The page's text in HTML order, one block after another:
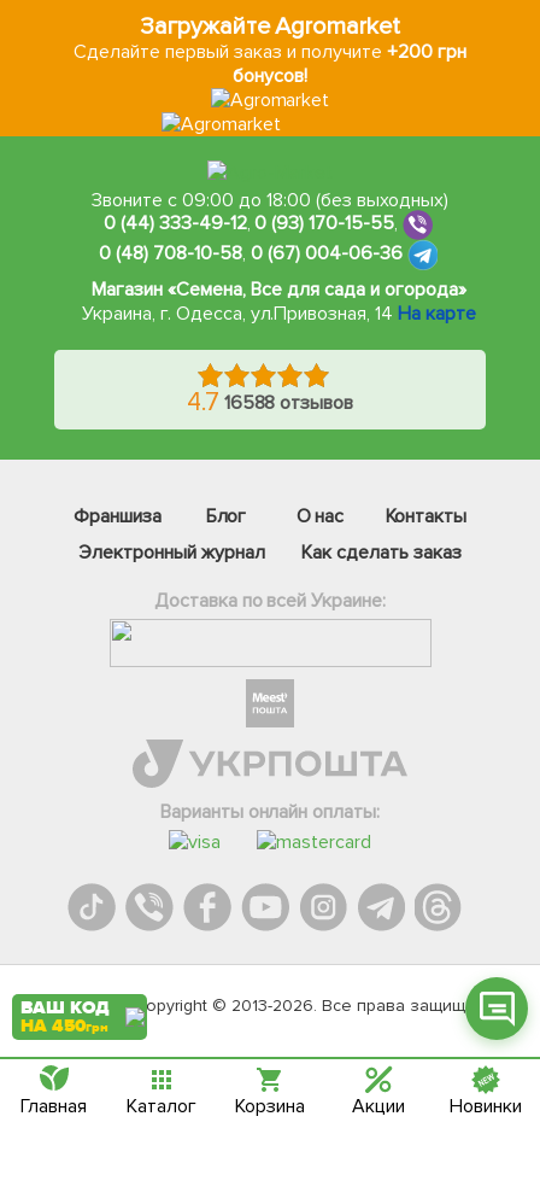
Загружайте Agromarket
Сделайте первый заказ и получите +200 грн
бонусов!
Звоните с 09:00 до 18:00 (без выходных)
0 (44) 333-49-12,0 (93) 170-15-55,
0 (48) 708-10-58, 0 (67) 004-06-36
Магазин «Семена, Все для сада и огорода»
Украина, г. Одесса, ул.Привозная, 14 На карте
4.7 16588 отзывов
Франшиза Блог О нас
Контакты
Электронный журнал
Как сделать заказ
Доставка по всей Украине:
Варианты онлайн оплаты:
Agromarket.Copyright © 2013-2026. Все права защищены
Телеграм
Вайбер
Онлайн чат
ВАШ КОД
НА 450грн
Главная Каталог Корзина Акции Новинки